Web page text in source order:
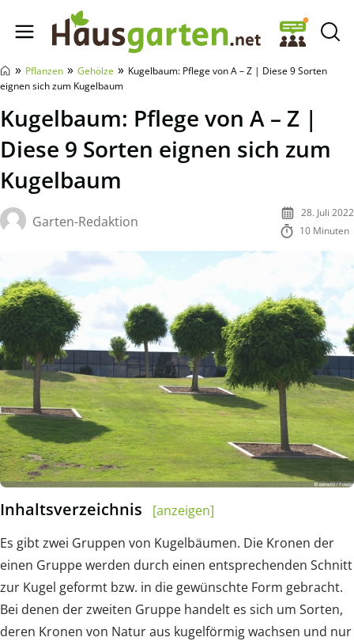
Hausgarten.net
» Pflanzen » Gehölze » Kugelbaum: Pflege von A – Z | Diese 9 Sorten
eignen sich zum Kugelbaum
Kugelbaum: Pflege von A – Z |
Diese 9 Sorten eignen sich zum
Kugelbaum
Garten-Redaktion
28. Juli 2022
10 Minuten
Inhaltsverzeichnis
[anzeigen]
Es gibt zwei Gruppen von Kugelbäumen. Die Kronen der
einen Gruppe werden durch einen entsprechenden Schnitt
zur Kugel geformt bzw. in die gewünschte Form gebracht.
Bei denen der zweiten Gruppe handelt es sich um Sorten,
deren Kronen von Natur aus kugelförmig wachsen und nur